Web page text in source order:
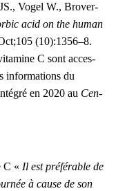
Vogel W., Bro­ver­
acid on the human
(10):1356–8.
C sont acces­
infor­ma­tions du
en 2020 au Cen­
C « Il est pré­fé­rable de
à cause de son